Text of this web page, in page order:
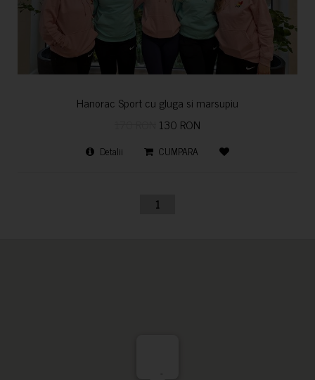
Hanorac Sport cu gluga si marsupiu
130 RON
Detalii CUMPARA
1
-